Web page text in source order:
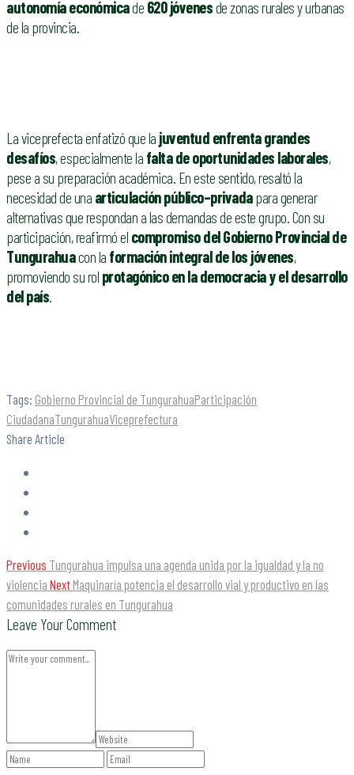
autonomía económicade 620 jóvenesde zonas rurales y urbanas
de la provincia.
La viceprefecta enfatizó que la juventud enfrenta grandes
desafíos, especialmente la falta de oportunidades laborales,
pese a su preparación académica. En este sentido, resaltó la
necesidad de una articulación público–privadapara generar
alternativas que respondan a las demandas de este grupo. Con su
participación, reafirmó el compromiso del Gobierno Provincial de
Tungurahuacon la formación integral de los jóvenes,
promoviendo su rol protagónico en la democracia y el desarrollo
del país
Tags: Gobierno Provincial de TungurahuaParticipación
CiudadanaTungurahuaViceprefectura
Share Article
Previous Tungurahua impulsa una agenda unida por la igualdad y la no
violencia Next Maquinaría potencia el desarrollo vial y productivo en las
comunidades rurales en Tungurahua
Leave Your Comment